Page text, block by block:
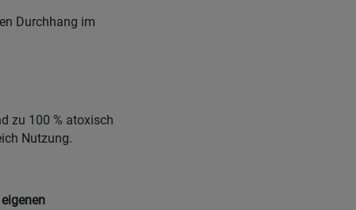
Durchhang im
zu 100 % atoxisch
Nutzung.